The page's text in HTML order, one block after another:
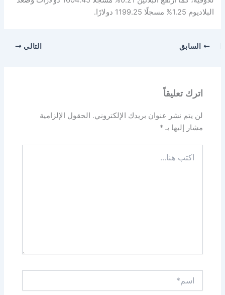
البلاديوم 1.25% مسجلًا 1199.25 دولارًا.
السابق التالي
اترك تعليقاً
لن يتم نشر عنوان بريدك الإلكتروني. الحقول الإلزامية
مشار إليها بـ*
هنا...